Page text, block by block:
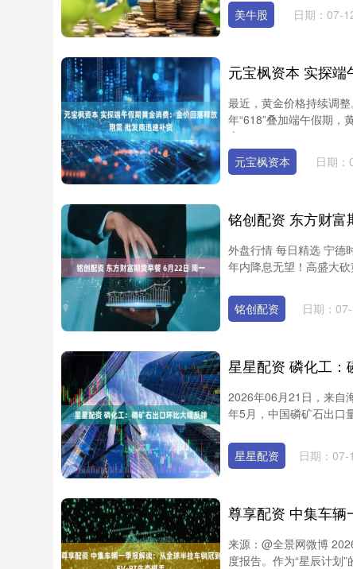
美牛股 日期：07-
最近，黄金价格持续调
年“618”叠加端午假期，
态，....
元宝枫资本
日期：
铭创配资 东方财富
外盘行情 每日精选 宁德
年内降息无望！高盛大
铭创配资 日期：
星星配资 磷化工：
2026年06月21日，来自
年5月，中国磷矿石出口
星星配资 日期：07-
来源：@全景网微博
度报告。作为“星辰计划
0.93% 北证50 1134.24